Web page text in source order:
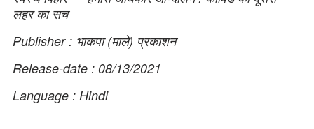
लहर का सच
Publisher : भाकपा (माले) प्रकाशन
Release-date : 08/13/2021
Language : Hindi